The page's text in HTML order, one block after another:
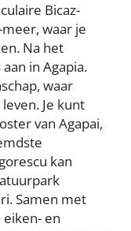
Bicaz-
waar je
Na het
in Agapia.
waar
Je kunt
van Agapai,
kan
Samen met
en